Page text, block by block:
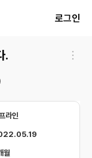
로그인
.
라인
월